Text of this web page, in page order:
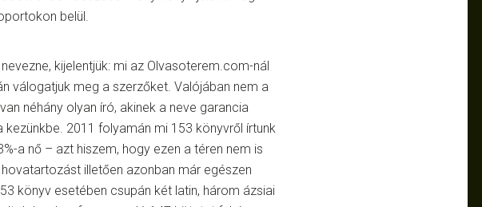
belül.
kijelentjük: mi az Olvasoterem.com-nál
válogatjuk meg a szerzőket. Valójában nem a
néhány olyan író, akinek a neve garancia
kezünkbe. 2011 folyamán mi 153 könyvről írtunk
a nő – azt hiszem, hogy ezen a téren nem is
illetően azonban már egészen
könyv esetében csupán két latin, három ázsiai